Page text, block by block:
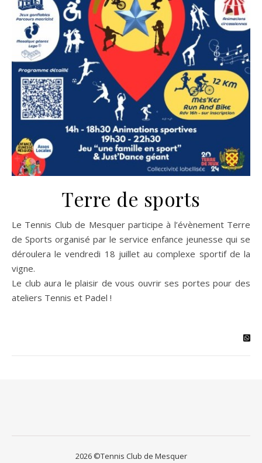
Terre de sports
Le Tennis Club de Mesquer participe à l’évènement Terre
de Sports organisé par le service enfance jeunesse qui se
déroulera le vendredi 18 juillet au complexe sportif de la
vigne.
Le club aura le plaisir de vous ouvrir ses portes pour des
ateliers Tennis et Padel !
2026 ©Tennis Club de Mesquer